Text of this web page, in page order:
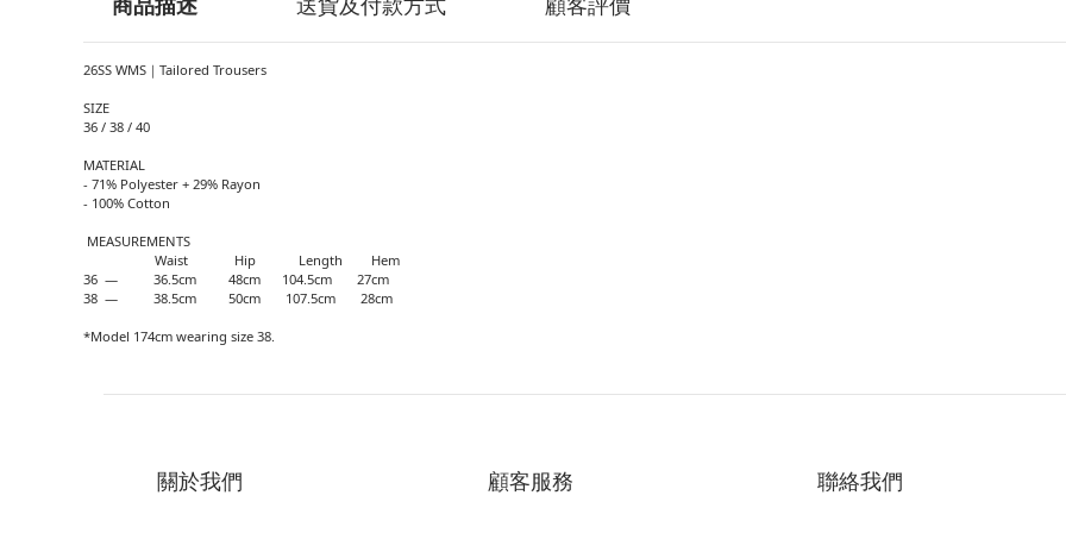
26SS WMS｜Tailored Trousers
SIZE
36 / 38 / 40
MATERIAL
- 71% Polyester + 29% Rayon
- 100% Cotton
MEASUREMENTS
Waist Hip Length Hem
36 — 36.5cm 48cm 104.5cm 27cm
38 — 38.5cm 50cm 107.5cm 28cm
*Model 174cm wearing size 38.
關於我們 顧客服務 聯絡我們